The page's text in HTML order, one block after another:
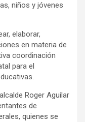
niños y jóvenes
elaborar,
en materia de
coordinación
para el
Roger Aguilar
de
quienes se